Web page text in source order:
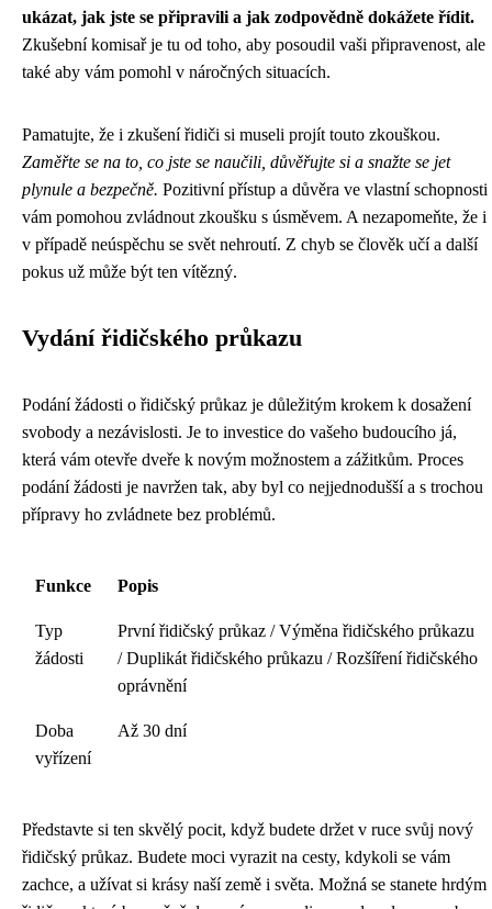
ukázat, jak jste se připravili a jak zodpovědně dokážete řídit.
Zkušební komisař je tu od toho, aby posoudil vaši připravenost, ale
také aby vám pomohl v náročných situacích.
Pamatujte, že i zkušení řidiči si museli projít touto zkouškou.
Zaměřte se na to, co jste se naučili, důvěřujte si a snažte se jet
plynule a bezpečně. Pozitivní přístup a důvěra ve vlastní schopnosti
vám pomohou zvládnout zkoušku s úsměvem. A nezapomeňte, že i
v případě neúspěchu se svět nehroutí. Z chyb se člověk učí a další
pokus už může být ten vítězný.
Vydání řidičského průkazu
Podání žádosti o řidičský průkaz je důležitým krokem k dosažení
svobody a nezávislosti. Je to investice do vašeho budoucího já,
která vám otevře dveře k novým možnostem a zážitkům. Proces
podání žádosti je navržen tak, aby byl co nejjednodušší a s trochou
přípravy ho zvládnete bez problémů.
Funkce Popis
Typ
žádosti
První řidičský průkaz / Výměna řidičského průkazu
/ Duplikát řidičského průkazu / Rozšíření řidičského
oprávnění
Doba
vyřízení
Až 30 dní
Představte si ten skvělý pocit, když budete držet v ruce svůj nový
řidičský průkaz. Budete moci vyrazit na cesty, kdykoli se vám
zachce, a užívat si krásy naší země i světa. Možná se stanete hrdým